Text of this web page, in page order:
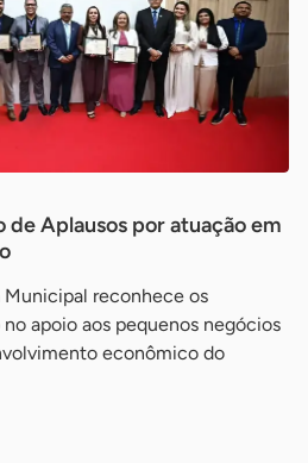
de Aplausos por atuação em
Municipal reconhece os
apoio aos pequenos negócios
econômico do